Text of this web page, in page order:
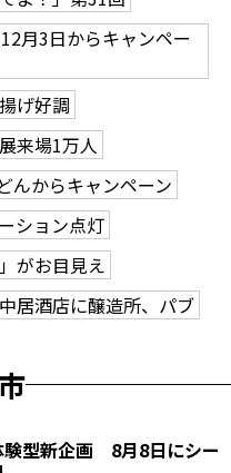
月3日からキャンペー
げ好調
来場1万人
からキャンペーン
ション点灯
がお目見え
居酒店に醸造所、パブ
験型新企画 8月8日にシー